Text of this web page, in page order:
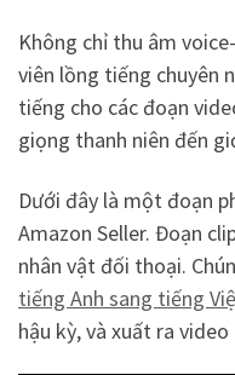
Không chỉ thu âm
viên lồng tiếng chuyên
tiếng cho các đoạn
giọng thanh niên đến
Dưới đây là một đoạn
Amazon Seller. Đoạn
nhân vật đối thoại.
tiếng Anh sang tiếng
hậu kỳ, và xuất ra